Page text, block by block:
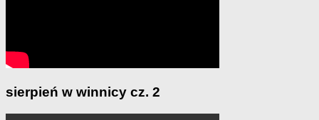
sierpień w winnicy cz. 2